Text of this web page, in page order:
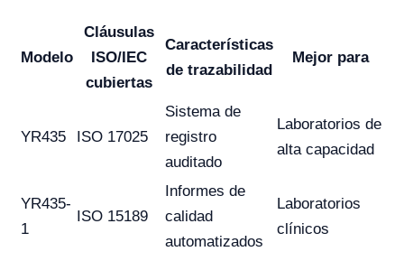
Modelo
Cláusulas
ISO/IEC
cubiertas
Características
de trazabilidad
Mejor para
YR435 ISO 17025
Sistema de
registro
auditado
Laboratorios de
alta capacidad
YR435-
1
ISO 15189
Informes de
calidad
automatizados
Laboratorios
clínicos